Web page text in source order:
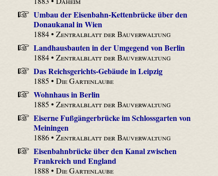
Umbau der Eisenbahn-Kettenbrücke über den
Donaukanal in Wien
1884 •Zentralblatt der Bauverwaltung
Landhausbauten in der Umgegend von Berlin
1884 •Zentralblatt der Bauverwaltung
Das Reichsgerichts-Gebäude in Leipzig
1885 •Die Gartenlaube
Wohnhaus in Berlin
1885 •Zentralblatt der Bauverwaltung
Eiserne Fußgängerbrücke im Schlossgarten von
Meiningen
1886 •Zentralblatt der Bauverwaltung
Eisenbahnbrücke über den Kanal zwischen
Frankreich und England
1888 •Die Gartenlaube